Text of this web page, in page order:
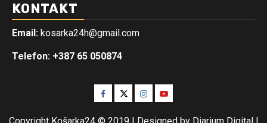
KONTAKT
Email: kosarka24h@gmail.com
Telefon: +387 65 050874
Facebook
TwitterInstagram
Youtube